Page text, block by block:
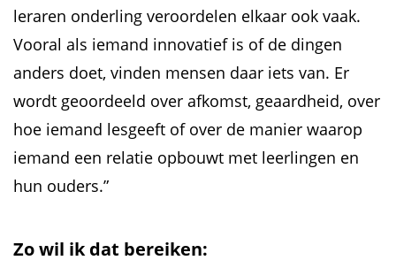
leraren onderling veroordelen elkaar ook vaak.
Vooral als iemand innovatief is of de dingen
anders doet, vinden mensen daar iets van. Er
wordt geoordeeld over afkomst, geaardheid, over
hoe iemand lesgeeft of over de manier waarop
iemand een relatie opbouwt met leerlingen en
hun ouders.”
Zo wil ik dat bereiken: